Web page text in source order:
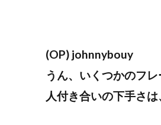
(OP) johnnybouy
うん、いくつかのフ
人付き合いの下手さは